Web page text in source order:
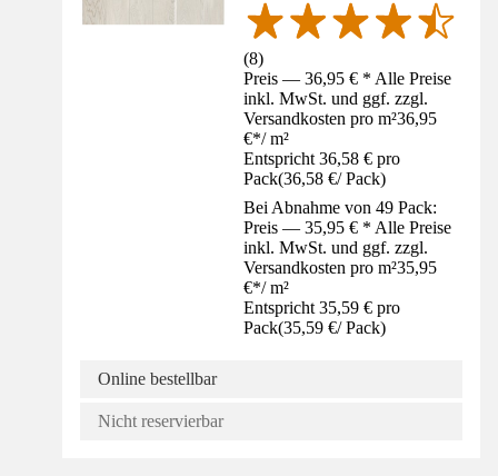
(8)
Preis — 36,95 € * Alle Preise
inkl. MwSt. und ggf. zzgl.
Versandkosten pro m²36,95
€*/ m²
Entspricht 36,58 € pro
Pack(36,58 €/ Pack)
Bei Abnahme von 49 Pack:
Preis — 35,95 € * Alle Preise
inkl. MwSt. und ggf. zzgl.
Versandkosten pro m²35,95
€*/ m²
Entspricht 35,59 € pro
Pack(35,59 €/ Pack)
Online bestellbar
Nicht reservierbar